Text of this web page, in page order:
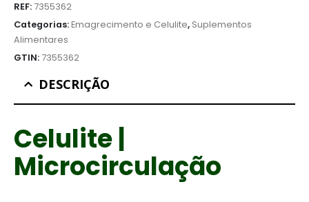
REF: 7355362
Categorias:Emagrecimento e Celulite, Suplementos
Alimentares
GTIN: 7355362
DESCRIÇÃO
Celulite |
Microcirculação